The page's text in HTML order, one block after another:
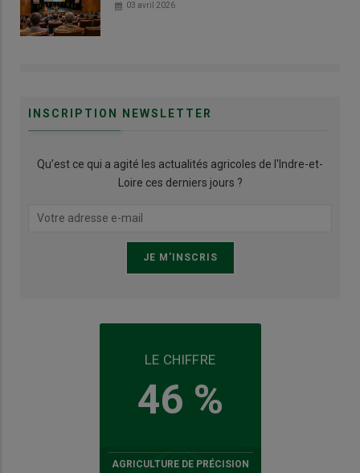
03 avril 2026
INSCRIPTION NEWSLETTER
Qu’est ce qui a agité les actualités agricoles de l'Indre-et-
Loire ces derniers jours ?
LE CHIFFRE
46 %
AGRICULTURE DE PRÉCISION